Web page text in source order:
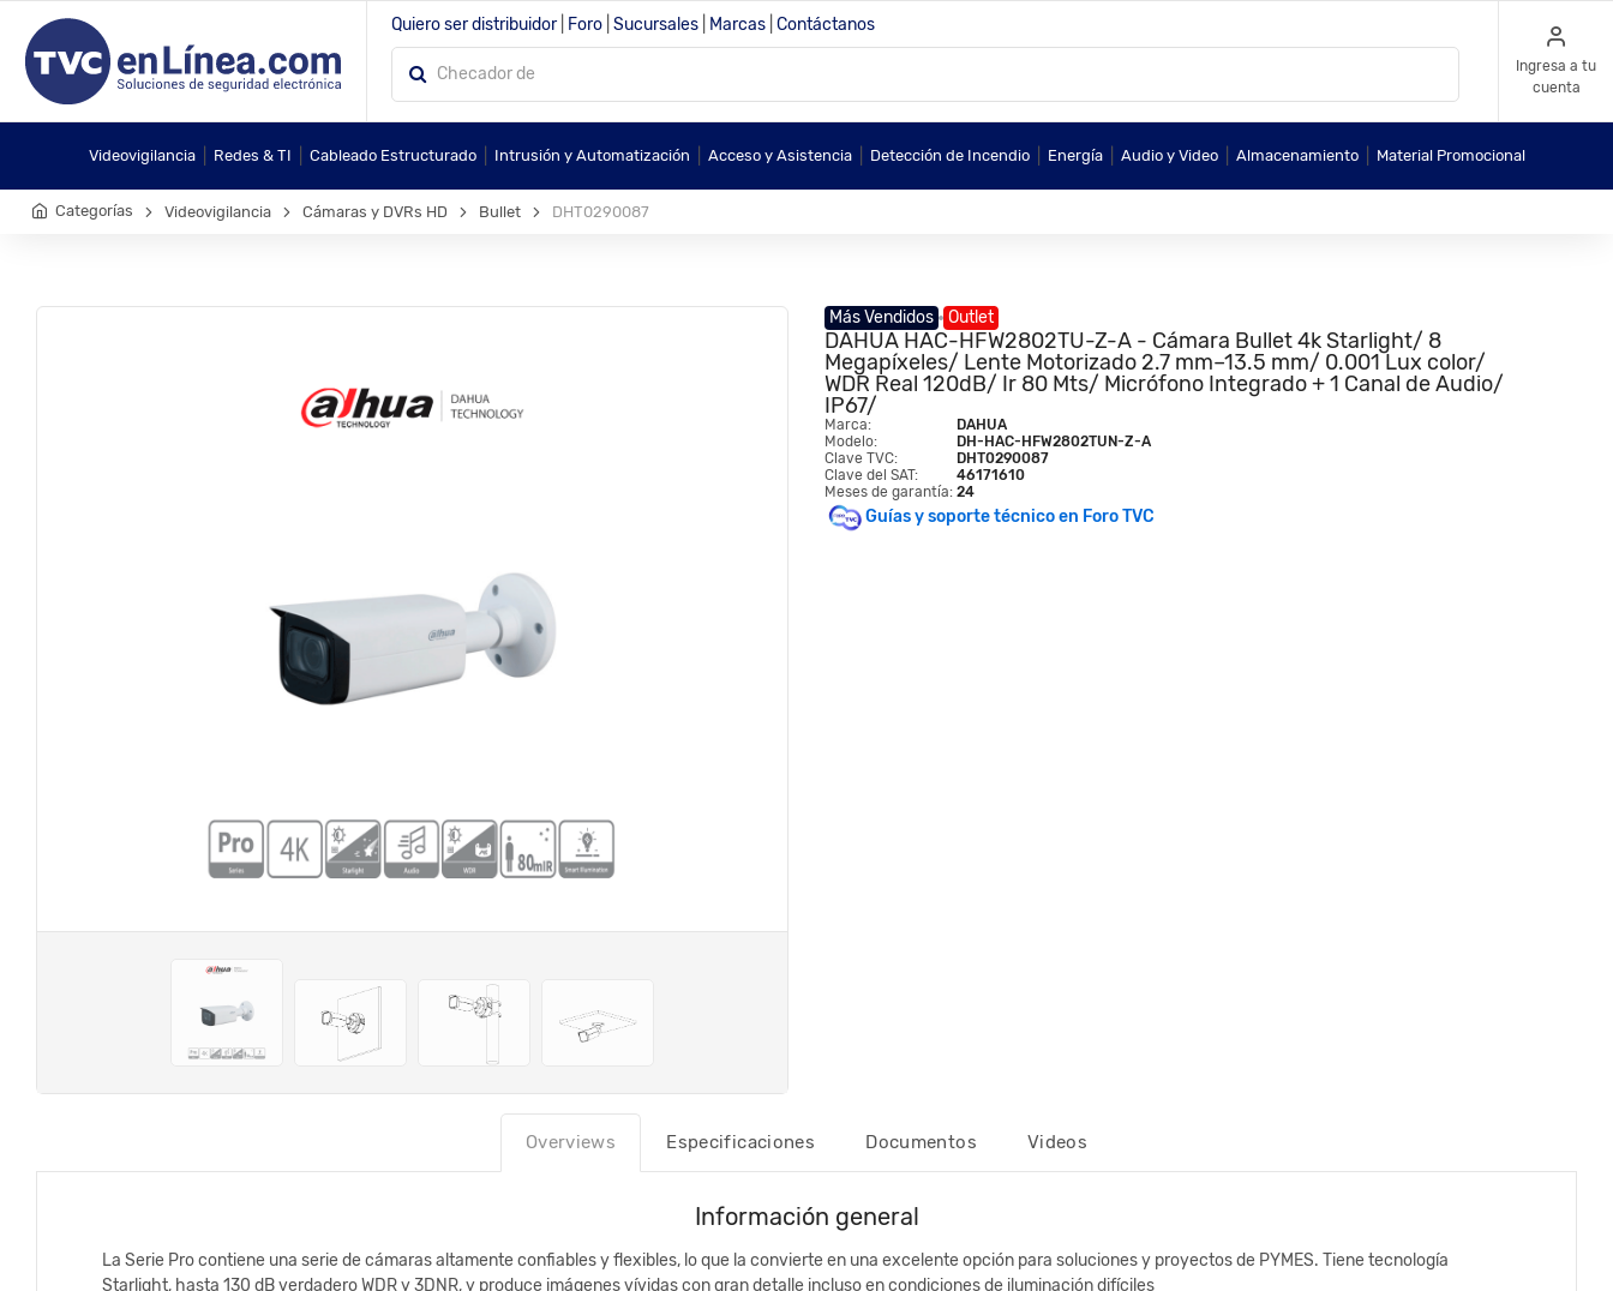
Quiero ser distribuidor Foro Sucursales Marcas Contáctanos
Ingresa a tu
cuenta
Videovigilancia Redes & TI Cableado Estructurado Intrusión y Automatización Acceso y Asistencia Detección de Incendio Energía Audio y Video Almacenamiento Material Promocional
Categorías Videovigilancia Cámaras y DVRs HD Bullet DHT0290087
Más Vendidos Outlet
DAHUA HAC-HFW2802TU-Z-A - Cámara Bullet 4k Starlight/ 8
Megapíxeles/ Lente Motorizado 2.7 mm–13.5 mm/ 0.001 Lux color/
WDR Real 120dB/ Ir 80 Mts/ Micrófono Integrado + 1 Canal de Audio/
IP67/
Marca:
DAHUA
Modelo:
DH-HAC-HFW2802TUN-Z-A
Clave TVC:
DHT0290087
Clave del SAT:
46171610
Meses de garantía: 24
Guías y soporte técnico en Foro TVC
Overviews Especificaciones Documentos Videos
Información general
La Serie Pro contiene una serie de cámaras altamente confiables y flexibles, lo que la convierte en una excelente opción para soluciones y proyectos de PYMES. Tiene tecnología
Starlight, hasta 130 dB verdadero WDR y 3DNR, y produce imágenes vívidas con gran detalle incluso en condiciones de iluminación difíciles